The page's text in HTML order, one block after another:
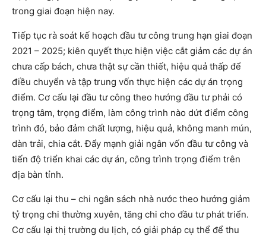
trong giai đoạn hiện nay.
Tiếp tục rà soát kế hoạch đầu tư công trung hạn giai đoạn
2021 – 2025; kiên quyết thực hiện việc cắt giảm các dự án
chưa cấp bách, chưa thật sự cần thiết, hiệu quả thấp để
điều chuyển và tập trung vốn thực hiện các dự án trọng
điểm. Cơ cấu lại đầu tư công theo hướng đầu tư phải có
trọng tâm, trọng điểm, làm công trình nào dứt điểm công
trình đó, bảo đảm chất lượng, hiệu quả, không manh mún,
dàn trải, chia cắt. Đẩy mạnh giải ngân vốn đầu tư công và
tiến độ triển khai các dự án, công trình trọng điểm trên
địa bàn tỉnh.
Cơ cấu lại thu – chi ngân sách nhà nước theo hướng giảm
tỷ trọng chi thường xuyên, tăng chi cho đầu tư phát triển.
Cơ cấu lại thị trường du lịch, có giải pháp cụ thể để thu